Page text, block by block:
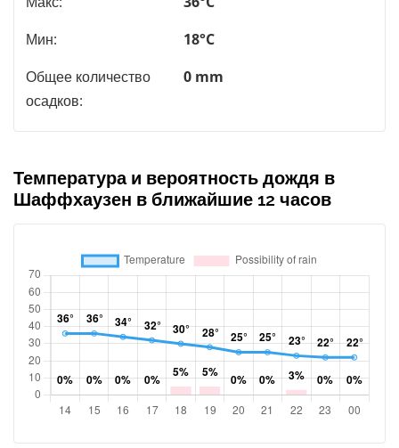
Мин:
18°C
Общее количество
осадков:
0 mm
Температура и вероятность дождя в
Шаффхаузен в ближайшие 12 часов